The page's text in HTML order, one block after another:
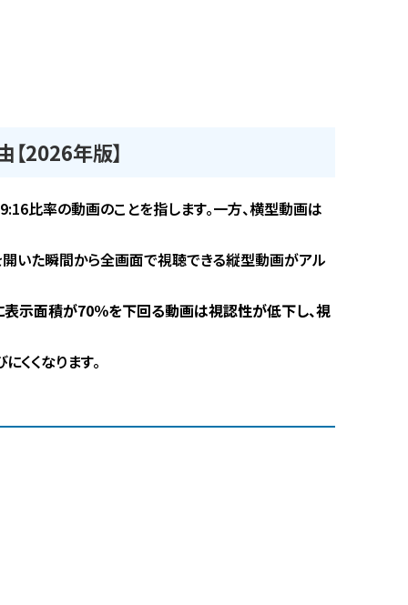
2026年版】
比率の動画のことを指します。一方、横型動画は
開いた瞬間から全画面で視聴できる縦型動画がアル
表示面積が70％を下回る動画は視認性が低下し、視
くなります。